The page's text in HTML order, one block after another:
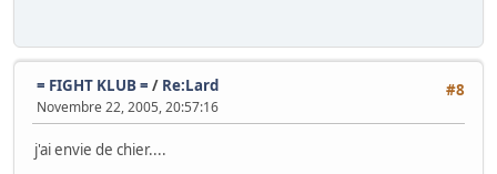
#8
= FIGHT KLUB = / Re:Lard
Novembre 22, 2005, 20:57:16
j'ai envie de chier....